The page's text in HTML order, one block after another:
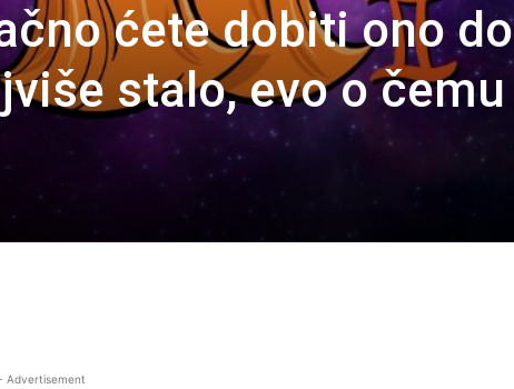
ćete dobiti ono do
stalo, evo o čemu
Advertisement